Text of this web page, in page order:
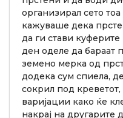
организирал сето
кажуваше дека
да ги стави куферите
ден оделе да бараат
земено мерка од
додека сум спиела,
сокрил под
варијации како ќе
накрај на